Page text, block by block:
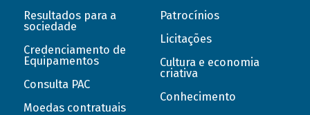
Resultados para a
sociedade
Credenciamento de
Equipamentos
Consulta PAC
Moedas contratuais
Patrocínios
Licitações
Cultura e economia
criativa
Conhecimento